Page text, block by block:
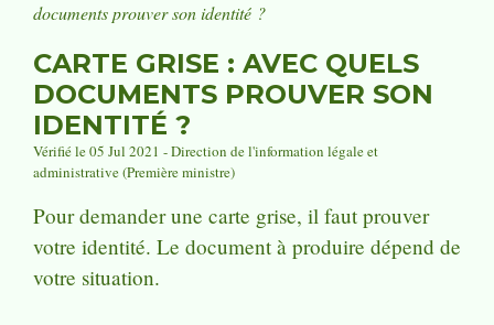
documents prouver son identité ?
CARTE GRISE : AVEC QUELS
DOCUMENTS PROUVER SON
IDENTITÉ ?
Vérifié le 05 Jul 2021 - Direction de l'information légale et
administrative (Première ministre)
Pour demander une carte grise, il faut prouver
votre identité. Le document à produire dépend de
votre situation.